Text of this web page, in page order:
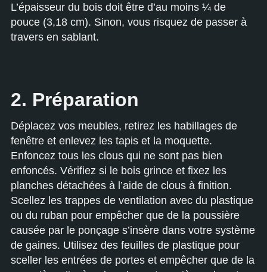
L’épaisseur du bois doit être d’au moins ¼ de
pouce (3,18 cm). Sinon, vous risquez de passer à
travers en sablant.
2. Préparation
Déplacez vos meubles, retirez les habillages de
fenêtre et enlevez les tapis et la moquette.
Enfoncez tous les clous qui ne sont pas bien
enfoncés. Vérifiez si le bois grince et fixez les
planches détachées à l’aide de clous à finition.
Scellez les trappes de ventilation avec du plastique
ou du ruban pour empêcher que de la poussière
causée par le ponçage s’insère dans votre système
de gaines. Utilisez des feuilles de plastique pour
sceller les entrées de portes et empêcher que de la